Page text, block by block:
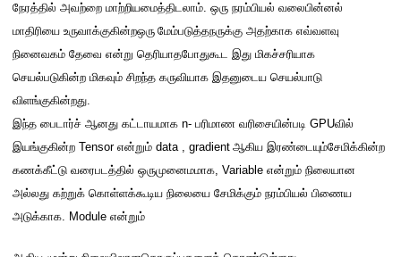
நேரத்தில் அவற்றை மாற்றியமைத்திடலாம். ஒரு நரம்பியல் வலைபின்னல்
மாதிரியை உருவாக்குகின்றஒரு மேம்படுத்தநருக்கு அதற்காக எவ்வளவு
நினைவகம் தேவை என்று தெரியாதபோதுகூட இது மிகச்சரியாக
செயல்படுகின்ற மிகவும ் சிறந்த கருவியாக இதனுடைய செயல்பாடு
விளங்குகின்றது.
இந்த பைடர்ச் ஆனது கட்டாயமாக n- பரிமாண வரிசையின்படி GPUவில்
இயங்குகின்ற Tensor என்றும் data , gradient ஆகிய இரண்டையும்சேமிக்கின்ற
கணக்கீட்டு வரைபடத்தில் ஒருமுனைமமாக, Variable என்றும் நிலையான
அல்லது கற்றுக் கொள்ளக்கூடிய நிலையை சேமிக்கும் நரம்பியல் பிணைய
அடுக்காக. Module என்றும்